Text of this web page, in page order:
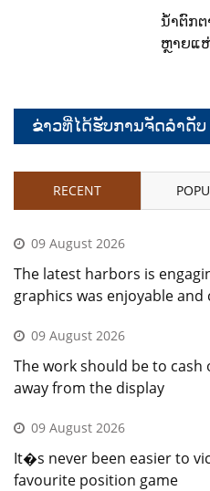
ນໍ້າຕົກ
ຫຼາຍແ
ຂ່າວທີ່ໄດ້ຮັບການຈັດລໍາດັບ
RECENT
09 August 2026
The latest harbors is
graphics was enjoyable and
09 August 2026
The work should be to
away from the display
09 August 2026
It�s never been easier to
favourite position game